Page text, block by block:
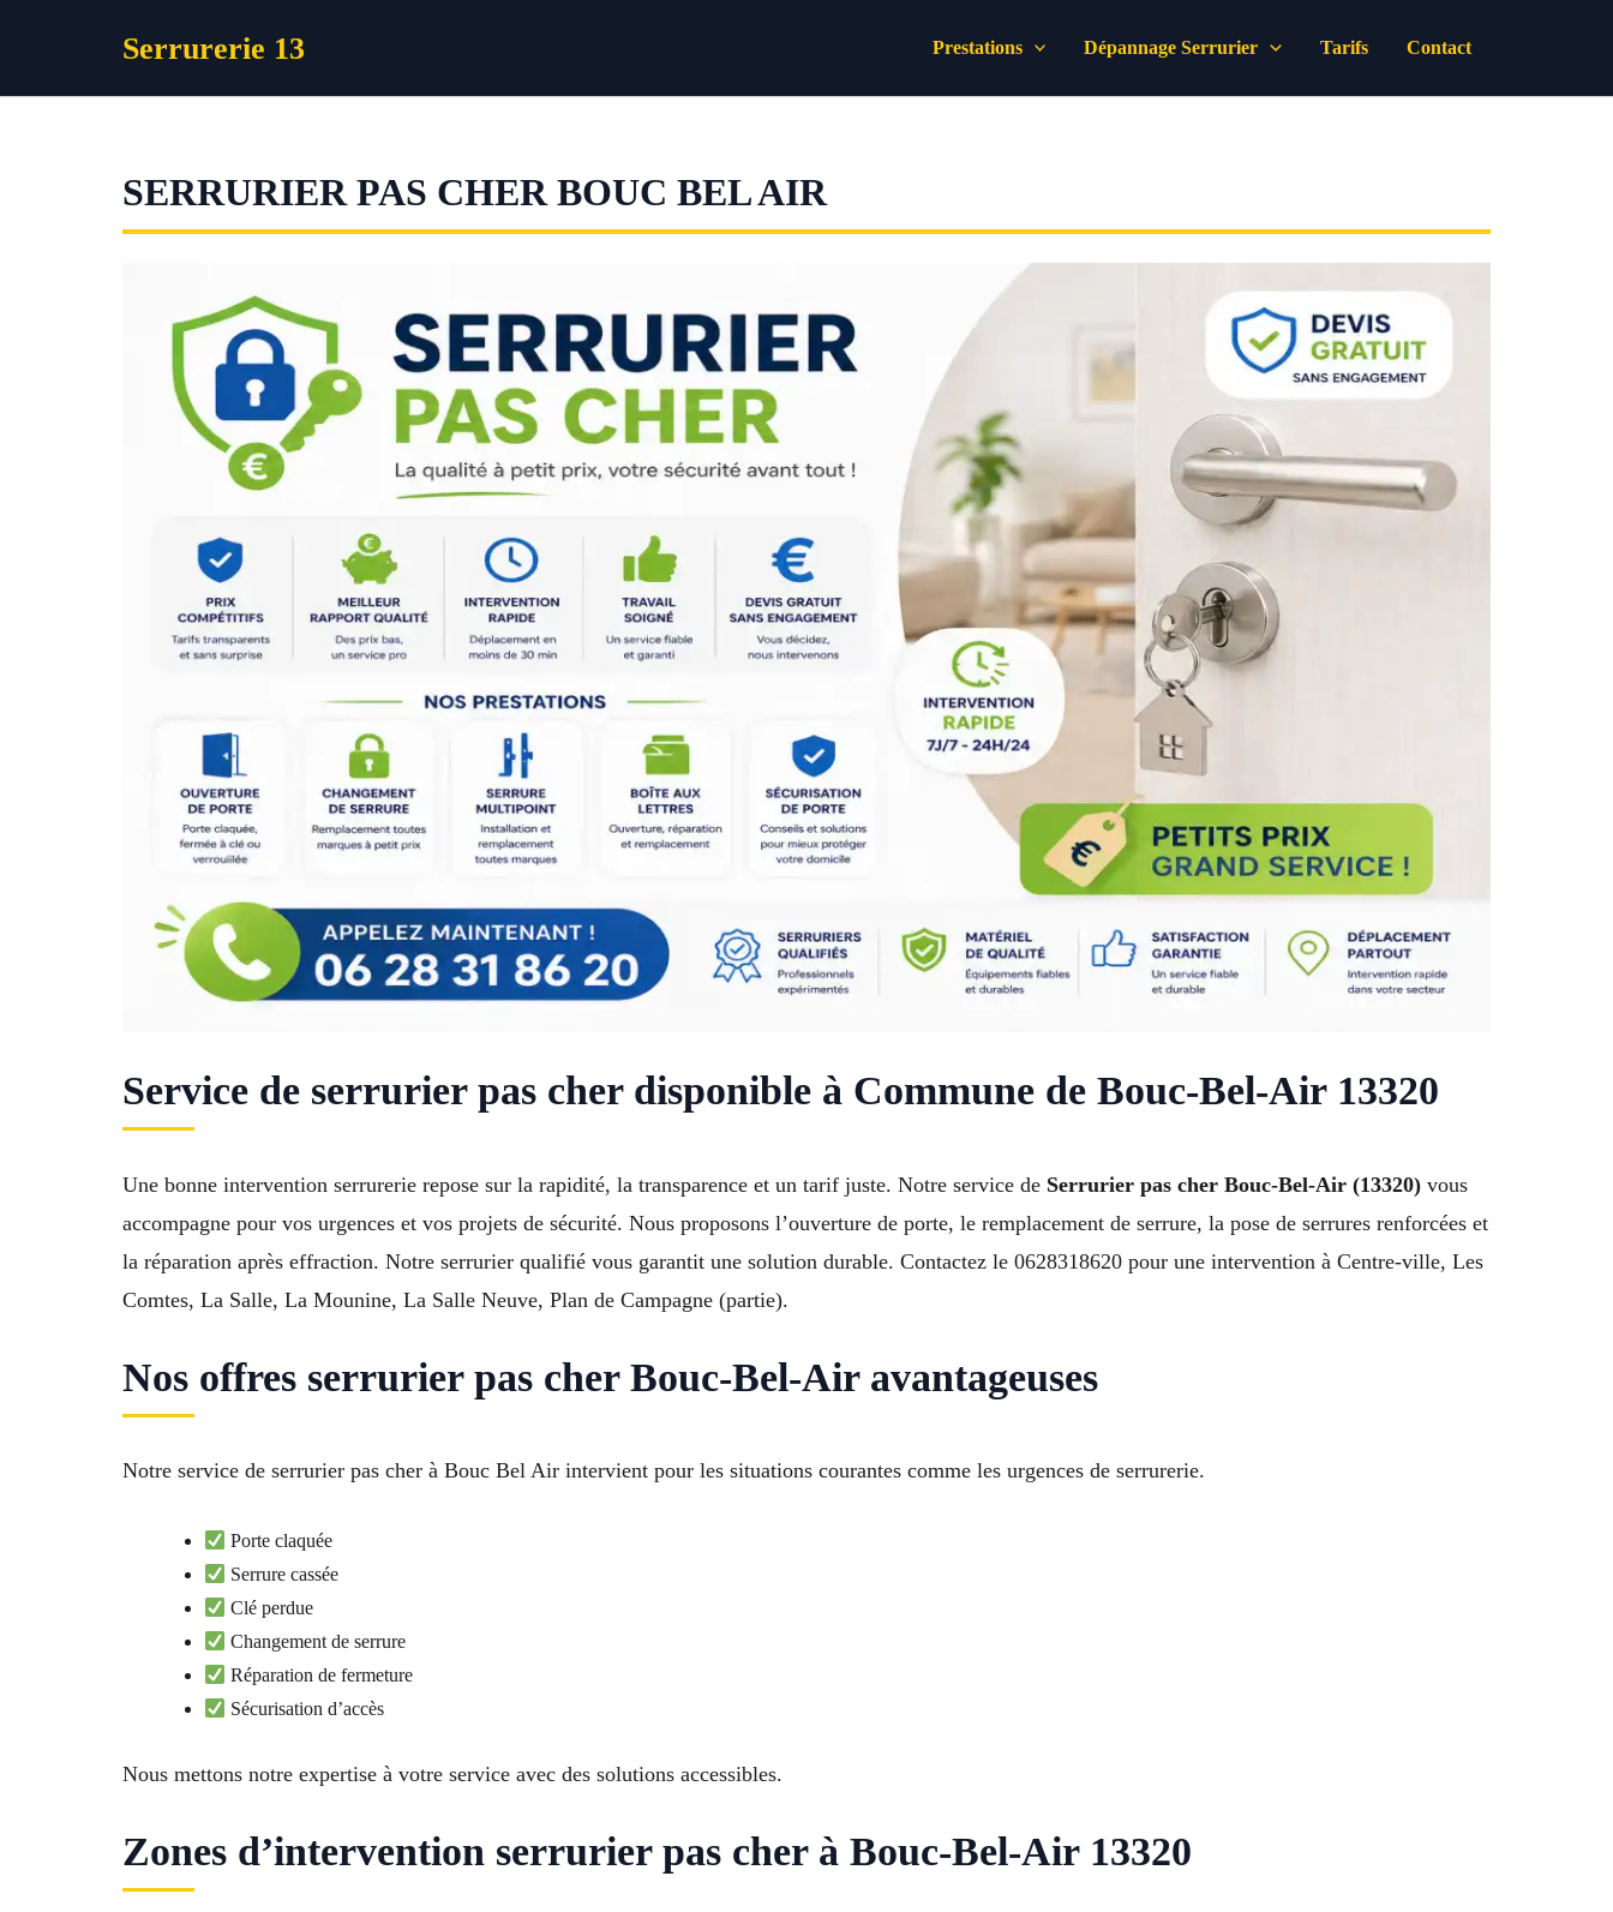
Serrurerie 13 Prestations Dépannage Serrurier Tarifs Contact
SERRURIER PAS CHER BOUC BEL AIR
Service de serrurier pas cher disponible à Commune de Bouc-Bel-Air 13320
Une bonne intervention serrurerie repose sur la rapidité, la transparence et un tarif juste. Notre service de Serrurier pas cher Bouc-Bel-Air (13320) vous
accompagne pour vos urgences et vos projets de sécurité. Nous proposons l’ouverture de porte, le remplacement de serrure, la pose de serrures renforcées et
la réparation après effraction. Notre serrurier qualifié vous garantit une solution durable. Contactez le 0628318620 pour une intervention à Centre-ville, Les
Comtes, La Salle, La Mounine, La Salle Neuve, Plan de Campagne (partie).
Nos offres serrurier pas cher Bouc-Bel-Air avantageuses
Notre service de serrurier pas cher à Bouc Bel Air intervient pour les situations courantes comme les urgences de serrurerie.
Porte claquée
Serrure cassée
Clé perdue
Changement de serrure
Réparation de fermeture
Sécurisation d’accès
Nous mettons notre expertise à votre service avec des solutions accessibles.
Zones d’intervention serrurier pas cher à Bouc-Bel-Air 13320